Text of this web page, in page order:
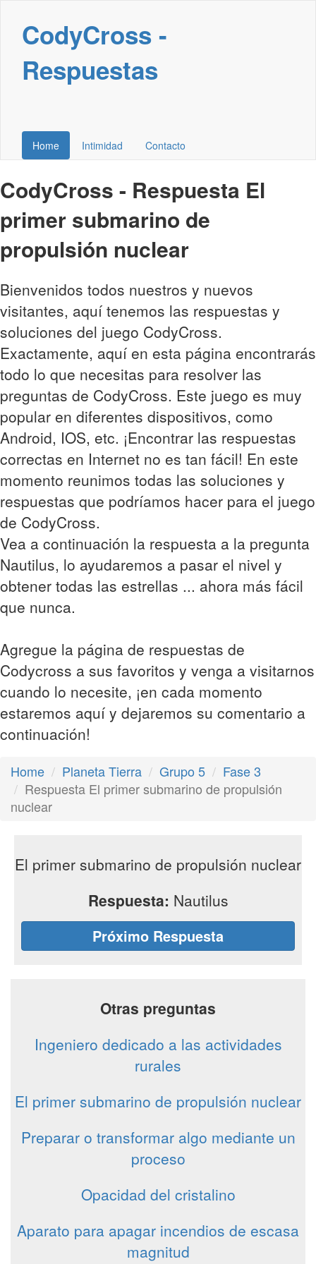
CodyCross -
Respuestas
Home Intimidad Contacto
CodyCross - Respuesta El
primer submarino de
propulsión nuclear
Bienvenidos todos nuestros y nuevos
visitantes, aquí tenemos las respuestas y
soluciones del juego CodyCross.
Exactamente, aquí en esta página encontrarás
todo lo que necesitas para resolver las
preguntas de CodyCross. Este juego es muy
popular en diferentes dispositivos, como
Android, IOS, etc. ¡Encontrar las respuestas
correctas en Internet no es tan fácil! En este
momento reunimos todas las soluciones y
respuestas que podríamos hacer para el juego
de CodyCross.
Vea a continuación la respuesta a la pregunta
Nautilus, lo ayudaremos a pasar el nivel y
obtener todas las estrellas ... ahora más fácil
que nunca.
Agregue la página de respuestas de
Codycross a sus favoritos y venga a visitarnos
cuando lo necesite, ¡en cada momento
estaremos aquí y dejaremos su comentario a
continuación!
Home Planeta Tierra Grupo 5
Fase 3
Respuesta El primer submarino de propulsión
nuclear
El primer submarino de propulsión nuclear
Respuesta: Nautilus
Próximo Respuesta
Otras preguntas
Ingeniero dedicado a las actividades
rurales
El primer submarino de propulsión nuclear
Preparar o transformar algo mediante un
proceso
Opacidad del cristalino
Aparato para apagar incendios de escasa
magnitud